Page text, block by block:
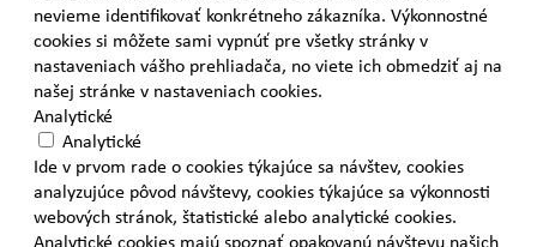
nevieme identifikovať konkrétneho zákazníka. Výkonnostné
cookies si môžete sami vypnúť pre všetky stránky v
nastaveniach vášho prehliadača, no viete ich obmedziť aj na
našej stránke v nastaveniach cookies.
Analytické
Analytické
Ide v prvom rade o cookies týkajúce sa návštev, cookies
analyzujúce pôvod návštevy, cookies týkajúce sa výkonnosti
webových stránok, štatistické alebo analytické cookies.
Analytické cookies majú spoznať opakovanú návštevu našich